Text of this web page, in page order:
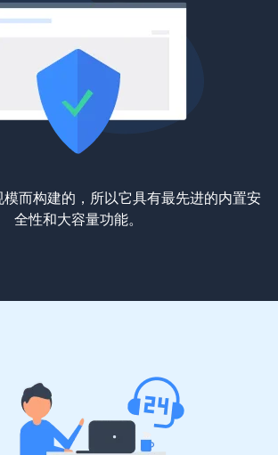
而构建的，所以它具有最先进的内置安
全性和大容量功能。